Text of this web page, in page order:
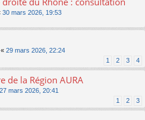
30 mars 2026, 19:53
« 29 mars 2026, 22:24
1 2 3 4
de la Région AURA
27 mars 2026, 20:41
1 2 3